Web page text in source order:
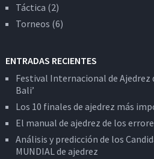
Táctica (2)
Torneos (6)
ENTRADAS RECIENTES
Festival Internacional de Ajedrez
Bali’
Los 10 finales de ajedrez más
El manual de ajedrez de los
Análisis y predicción de los
MUNDIAL de ajedrez